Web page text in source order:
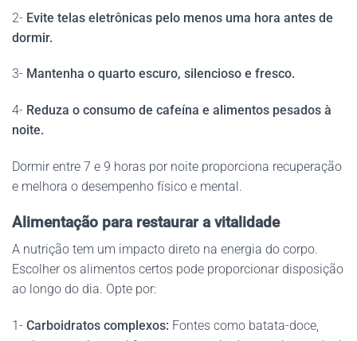
2- Evite telas eletrônicas pelo menos uma hora antes de
dormir.
3- Mantenha o quarto escuro, silencioso e fresco.
4- Reduza o consumo de cafeína e alimentos pesados à
noite.
Dormir entre 7 e 9 horas por noite proporciona recuperação
e melhora o desempenho físico e mental.
Alimentação para restaurar a vitalidade
A nutrição tem um impacto direto na energia do corpo.
Escolher os alimentos certos pode proporcionar disposição
ao longo do dia. Opte por:
1- Carboidratos complexos: Fontes como batata-doce,